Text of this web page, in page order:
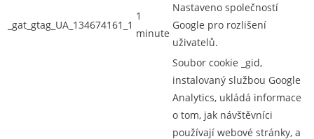
_gat_gtag_UA_134674161_1
1
minute
Nastaveno společností
Google pro rozlišení
uživatelů.
Soubor cookie _gid,
instalovaný službou Google
Analytics, ukládá informace
o tom, jak návštěvníci
používají webové stránky, a